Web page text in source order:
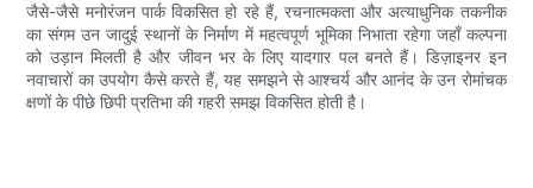
जैसे-जैसे मनोरंजन पार्क विकसित हो रहे हैं, रचनात्मकता और अत्याधुनिक तकनीक
का संगम उन जादुई स्थानों के निर्माण में महत्वपूर्ण भूमिका निभाता रहेगा जहाँ कल्पना
को उड़ान मिलती है और जीवन भर के लिए यादगार पल बनते हैं। डिज़ाइनर इन
नवाचारों का उपयोग कैसे करते हैं, यह समझने से आश्चर्य और आनंद के उन रोमांचक
क्षणों के पीछे छिपी प्रतिभा की गहरी समझ विकसित होती है।